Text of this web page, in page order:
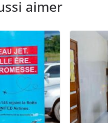
aimer